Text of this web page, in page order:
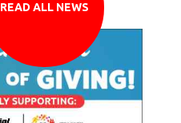
READ ALL NEWS